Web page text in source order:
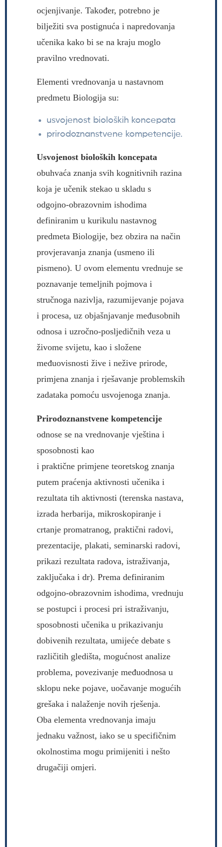
ocjenjivanje. Također, potrebno je
bilježiti sva postignuća i napredovanja
učenika kako bi se na kraju moglo
pravilno vrednovati.
Elementi vrednovanja u nastavnom
predmetu Biologija su:
usvojenost bioloških koncepata
prirodoznanstvene kompetencije.
Usvojenost bioloških koncepata
obuhvaća znanja svih kognitivnih razina
koja je učenik stekao u skladu s
odgojno-obrazovnim ishodima
definiranim u kurikulu nastavnog
predmeta Biologije, bez obzira na način
provjeravanja znanja (usmeno ili
pismeno). U ovom elementu vrednuje se
poznavanje temeljnih pojmova i
stručnoga nazivlja, razumijevanje pojava
i procesa, uz objašnjavanje međusobnih
odnosa i uzročno-posljedičnih veza u
živome svijetu, kao i složene
međuovisnosti žive i nežive prirode,
primjena znanja i rješavanje problemskih
zadataka pomoću usvojenoga znanja.
Prirodoznanstvene kompetencije
odnose se na vrednovanje vještina i
sposobnosti kao
i praktične primjene teoretskog znanja
putem praćenja aktivnosti učenika i
rezultata tih aktivnosti (terenska nastava,
izrada herbarija, mikroskopiranje i
crtanje promatranog, praktični radovi,
prezentacije, plakati, seminarski radovi,
prikazi rezultata radova, istraživanja,
zaključaka i dr). Prema definiranim
odgojno-obrazovnim ishodima, vrednuju
se postupci i procesi pri istraživanju,
sposobnosti učenika u prikazivanju
dobivenih rezultata, umijeće debate s
različitih gledišta, mogućnost analize
problema, povezivanje međuodnosa u
sklopu neke pojave, uočavanje mogućih
grešaka i nalaženje novih rješenja.
Oba elementa vrednovanja imaju
jednaku važnost, iako se u specifičnim
okolnostima mogu primijeniti i nešto
drugačiji omjeri.